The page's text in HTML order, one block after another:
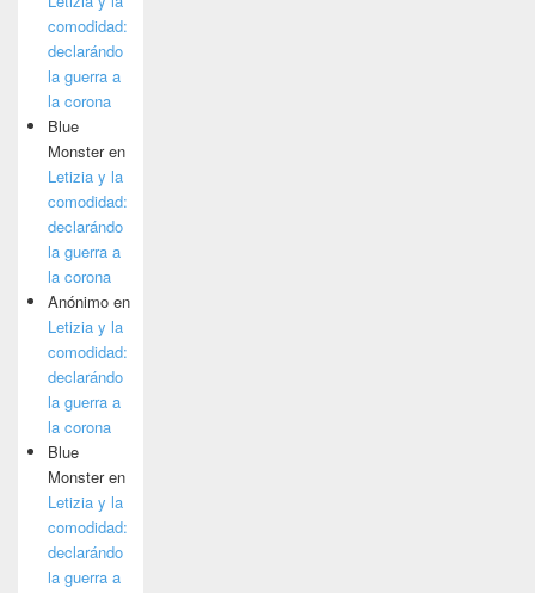
comodidad:
declarándo
la guerra a
la corona
Blue
Monsteren
Letizia y la
comodidad:
declarándo
la guerra a
la corona
Anónimo en
Letizia y la
comodidad:
declarándo
la guerra a
la corona
Blue
Monsteren
Letizia y la
comodidad:
declarándo
la guerra a